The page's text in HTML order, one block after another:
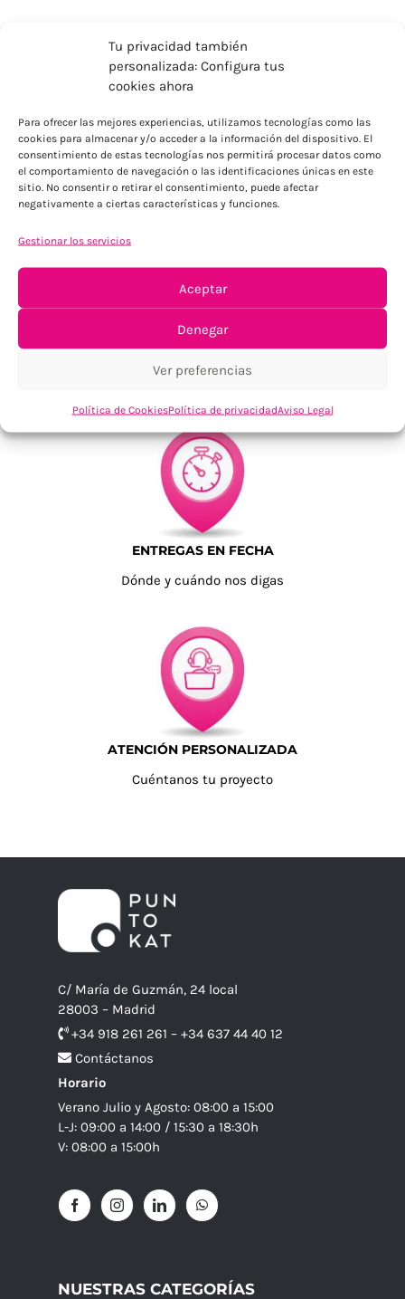
Tu privacidad también
personalizada: Configura tus
cookies ahora
Para ofrecer las mejores experiencias, utilizamos tecnologías como las
cookies para almacenar y/o acceder a la información del dispositivo. El
consentimiento de estas tecnologías nos permitirá procesar datos como
el comportamiento de navegación o las identificaciones únicas en este
sitio. No consentir o retirar el consentimiento, puede afectar
negativamente a ciertas características y funciones.
Gestionar los servicios
Aceptar
Denegar
Ver preferencias
Política de CookiesPolítica de privacidadAviso Legal
ENVÍOS ECONÓMICOS
Para Península, resto consultar
TU SATISFACCIÓN = LA NUESTRA
Tu confianza, nuestro objetivo
ENTREGAS EN FECHA
Dónde y cuándo nos digas
ATENCIÓN PERSONALIZADA
Cuéntanos tu proyecto
C/ María de Guzmán, 24 local
28003 – Madrid
+34 918 261 261 – +34 637 44 40 12
Contáctanos
Horario
Verano Julio y Agosto: 08:00 a 15:00
L-J: 09:00 a 14:00 / 15:30 a 18:30h
V: 08:00 a 15:00h
NUESTRAS CATEGORÍAS